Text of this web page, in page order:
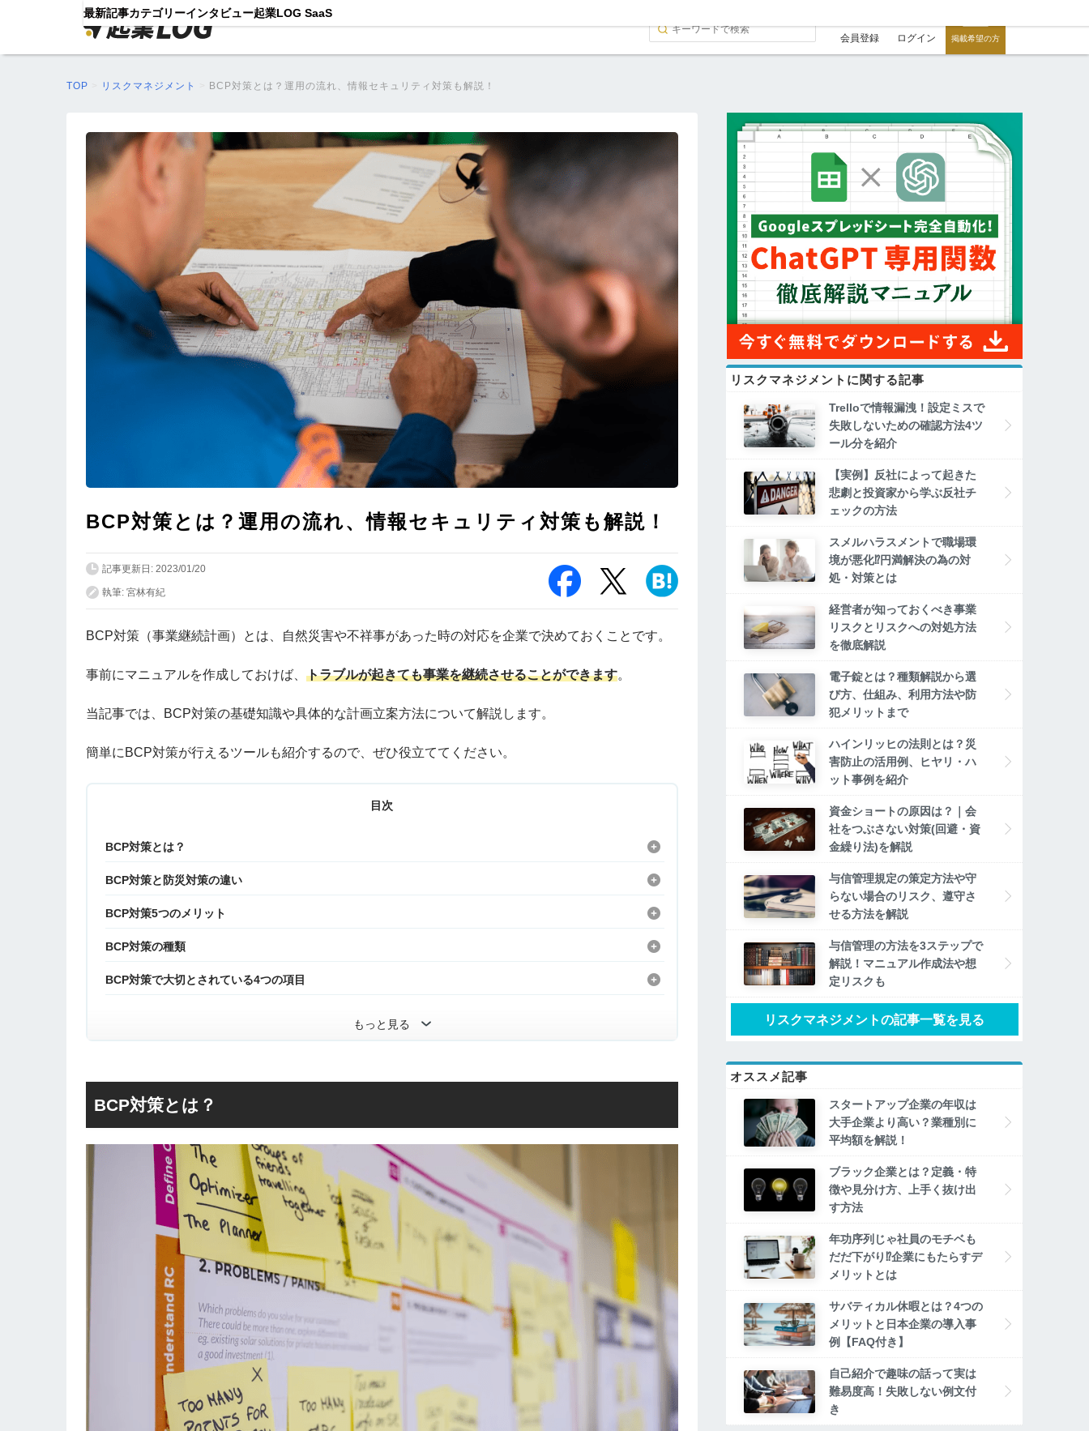
最新記事カテゴリーインタビュー起業LOG SaaS
会員登録 ログイン 掲載希望の方
TOP リスクマネジメント BCP対策とは？運用の流れ、情報セキュリティ対策も解説！
BCP対策とは？運用の流れ、情報セキュリティ対策も解説！
記事更新日: 2023/01/20
執筆: 宮林有紀
BCP対策（事業継続計画）とは、自然災害や不祥事があった時の対応を企業で決めておくことです。
事前にマニュアルを作成しておけば、 トラブルが起きても事業を継続させることができます。
当記事では、BCP対策の基礎知識や具体的な計画立案方法について解説します。
簡単にBCP対策が行えるツールも紹介するので、ぜひ役立ててください。
目次
BCP対策とは？
BCP対策と防災対策の違い
BCP対策5つのメリット
BCP対策の種類
BCP対策で大切とされている4つの項目
もっと見る
BCP対策とは？
リスクマネジメントに関する記事
Trelloで情報漏洩！設定ミスで
失敗しないための確認方法4ツ
ール分を紹介
【実例】反社によって起きた
悲劇と投資家から学ぶ反社チ
ェックの方法
スメルハラスメントで職場環
境が悪化⁉円満解決の為の対
処・対策とは
経営者が知っておくべき事業
リスクとリスクへの対処方法
を徹底解説
電子錠とは？種類解説から選
び方、仕組み、利用方法や防
犯メリットまで
ハインリッヒの法則とは？災
害防止の活用例、ヒヤリ・ハ
ット事例を紹介
資金ショートの原因は？｜会
社をつぶさない対策(回避・資
金繰り法)を解説
与信管理規定の策定方法や守
らない場合のリスク、遵守さ
せる方法を解説
与信管理の方法を3ステップで
解説！マニュアル作成法や想
定リスクも
リスクマネジメントの記事一覧を見る
オススメ記事
スタートアップ企業の年収は
大手企業より高い？業種別に
平均額を解説！
ブラック企業とは？定義・特
徴や見分け方、上手く抜け出
す方法
年功序列じゃ社員のモチベも
だだ下がり⁉企業にもたらすデ
メリットとは
サバティカル休暇とは？4つの
メリットと日本企業の導入事
例【FAQ付き】
自己紹介で趣味の話って実は
難易度高！失敗しない例文付
き